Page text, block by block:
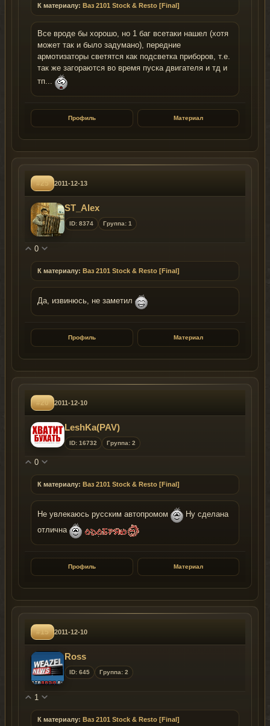
К материалу: Ваз 2101 Stock & Resto [Final]
Все вроде бы хорошо, но 1 баг всетаки нашел (хотя
может так и было задумано), передние
армотизаторы светятся как подсветка приборов, т.е.
так же загораются во время пуска двигателя и тд и
тп...
Профиль Материал
#25 2011-12-13
ST_Alex
ID: 8374 Группа: 1
0
К материалу: Ваз 2101 Stock & Resto [Final]
Да, извинюсь, не заметил
Профиль Материал
#20 2011-12-10
LeshKa(PAV)
ID: 16732 Группа: 2
0
К материалу: Ваз 2101 Stock & Resto [Final]
Не увлекаюсь русским автопромом
Ну сделана
отлична
Профиль Материал
#15 2011-12-10
Ross
ID: 645 Группа: 2
1
К материалу: Ваз 2101 Stock & Resto [Final]